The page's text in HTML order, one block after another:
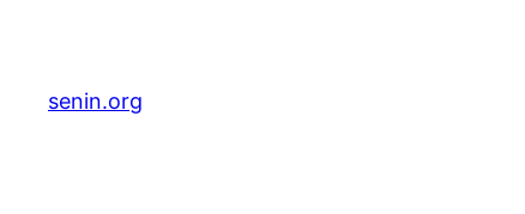
senin.org